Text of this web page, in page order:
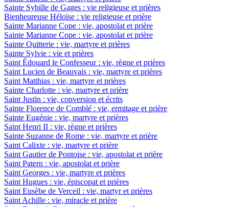
Sainte Sybille de Gages : vie religieuse et prières
Bienheureuse Héloïse : vie religieuse et prière
Sainte Marianne Cope : vie, apostolat et prière
Sainte Marianne Cope : vie, apostolat et prière
Sainte Quitterie : vie, martyre et prières
Sainte Sylvie : vie et prières
Saint Édouard le Confesseur : vie, règne et prières
Saint Lucien de Beauvais : vie, martyre et prières
Saint Matthias : vie, martyre et prières
Sainte Charlotte : vie, martyre et prière
Saint Justin : vie, conversion et écrits
Sainte Florence de Comblé : vie, ermitage et prière
Sainte Eugénie : vie, martyre et prières
Saint Henri II : vie, règne et prières
Sainte Suzanne de Rome : vie, martyre et prière
Saint Calixte : vie, martyre et prière
Saint Gautier de Pontoise : vie, apostolat et prière
Saint Patern : vie, apostolat et prière
Saint Georges : vie, martyre et prières
Saint Hugues : vie, épiscopat et prières
Saint Eusèbe de Verceil : vie, martyr et prières
Saint Achille : vie, miracle et prière